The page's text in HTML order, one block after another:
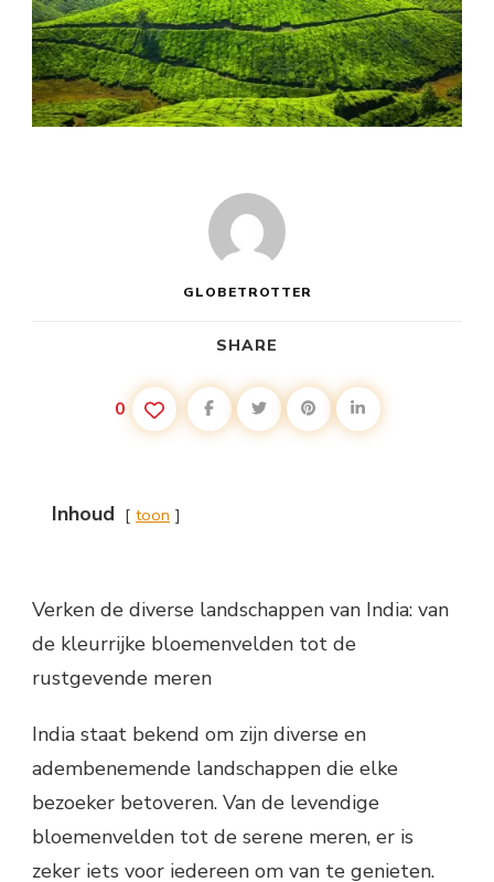
GLOBETROTTER
SHARE
0
Inhoud toon
Verken de diverse landschappen van India: van
de kleurrijke bloemenvelden tot de
rustgevende meren
India staat bekend om zijn diverse en
adembenemende landschappen die elke
bezoeker betoveren. Van de levendige
bloemenvelden tot de serene meren, er is
zeker iets voor iedereen om van te genieten.